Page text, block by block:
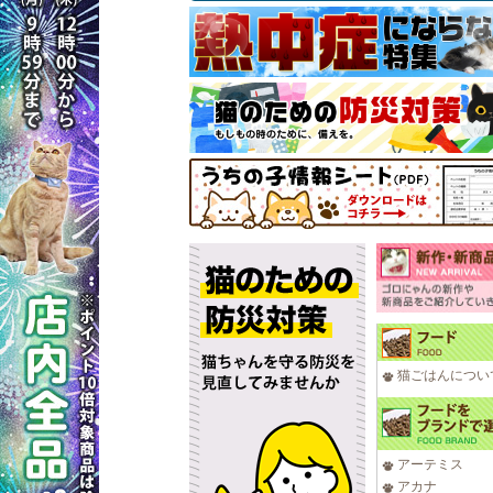
猫ごはんについ
アーテミス
アカナ